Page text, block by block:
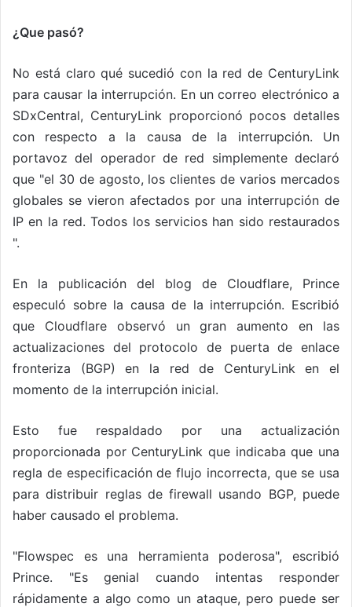
¿Que pasó?
No está claro qué sucedió con la red de CenturyLink
para causar la interrupción. En un correo electrónico a
SDxCentral, CenturyLink proporcionó pocos detalles
con respecto a la causa de la interrupción. Un
portavoz del operador de red simplemente declaró
que "el 30 de agosto, los clientes de varios mercados
globales se vieron afectados por una interrupción de
IP en la red. Todos los servicios han sido restaurados
".
En la publicación del blog de Cloudflare, Prince
especuló sobre la causa de la interrupción. Escribió
que Cloudflare observó un gran aumento en las
actualizaciones del protocolo de puerta de enlace
fronteriza (BGP) en la red de CenturyLink en el
momento de la interrupción inicial.
Esto fue respaldado por una actualización
proporcionada por CenturyLink que indicaba que una
regla de especificación de flujo incorrecta, que se usa
para distribuir reglas de firewall usando BGP, puede
haber causado el problema.
"Flowspec es una herramienta poderosa", escribió
Prince. "Es genial cuando intentas responder
rápidamente a algo como un ataque, pero puede ser